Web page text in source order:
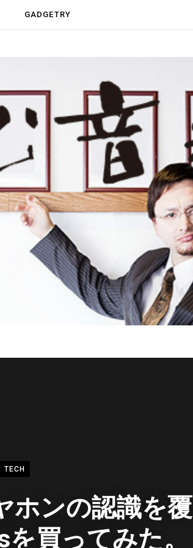
GADGETRY
TECH
ホンの認識を覆
買ってみた。